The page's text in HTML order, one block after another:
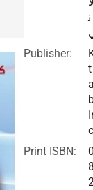
ن
Publisher:
t
Print ISBN: